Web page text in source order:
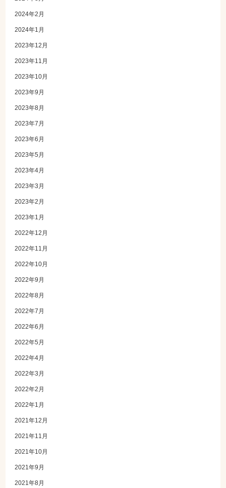
2024年2月
2024年1月
2023年12月
2023年11月
2023年10月
2023年9月
2023年8月
2023年7月
2023年6月
2023年5月
2023年4月
2023年3月
2023年2月
2023年1月
2022年12月
2022年11月
2022年10月
2022年9月
2022年8月
2022年7月
2022年6月
2022年5月
2022年4月
2022年3月
2022年2月
2022年1月
2021年12月
2021年11月
2021年10月
2021年9月
2021年8月